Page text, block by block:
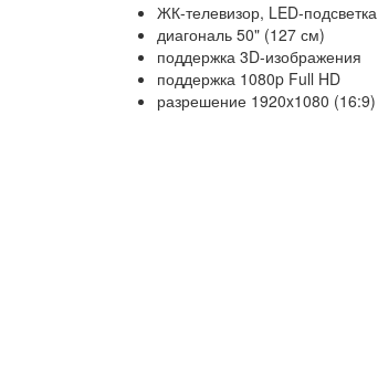
ЖК-телевизор, LED-подсветка
диагональ 50" (127 см)
поддержка 3D-изображения
поддержка 1080p Full HD
разрешение 1920x1080 (16:9)